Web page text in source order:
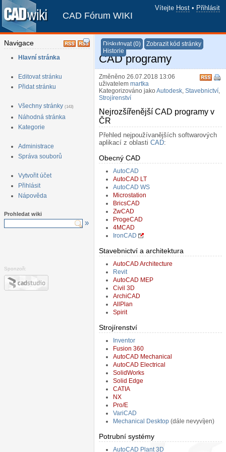
Vítejte Host • Přihlásit
CAD Fórum WIKI
Navigace
Hlavní stránka
Editovat stránku
Přidat stránku
Všechny stránky (143)
Náhodná stránka
Kategorie
Administrace
Správa souborů
Vytvořit účet
Přihlásit
Nápověda
Prohledat wiki
»
Sponzoři:
Diskutovat (0)
Zobrazit kód stránky
Historie
CAD programy
Změněno 26.07.2018 13:06
uživatelem martka
Kategorizováno jakoAutodesk, Stavebnictví,
Strojírenství
Nejrozšířenější CAD programy v
ČR
Přehled nejpoužívanějších softwarových
aplikací z oblasti CAD:
Obecný CAD
AutoCAD
AutoCAD LT
AutoCAD WS
Microstation
BricsCAD
ZwCAD
ProgeCAD
4MCAD
IronCAD
Stavebnictví a architektura
AutoCAD Architecture
Revit
AutoCAD MEP
Civil 3D
ArchiCAD
AllPlan
Spirit
Strojírenství
Inventor
Fusion 360
AutoCAD Mechanical
AutoCAD Electrical
SolidWorks
Solid Edge
CATIA
NX
Pro/E
VariCAD
Mechanical Desktop (dále nevyvíjen)
Potrubní systémy
AutoCAD Plant 3D